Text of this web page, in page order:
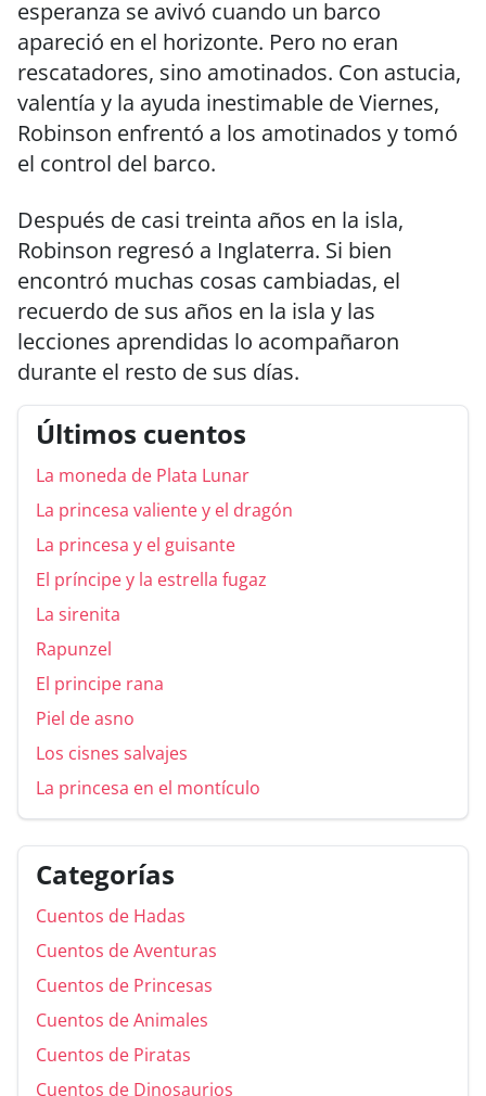
esperanza se avivó cuando un barco
apareció en el horizonte. Pero no eran
rescatadores, sino amotinados. Con astucia,
valentía y la ayuda inestimable de Viernes,
Robinson enfrentó a los amotinados y tomó
el control del barco.
Después de casi treinta años en la isla,
Robinson regresó a Inglaterra. Si bien
encontró muchas cosas cambiadas, el
recuerdo de sus años en la isla y las
lecciones aprendidas lo acompañaron
durante el resto de sus días.
Últimos cuentos
La moneda de Plata Lunar
La princesa valiente y el dragón
La princesa y el guisante
El príncipe y la estrella fugaz
La sirenita
Rapunzel
El principe rana
Piel de asno
Los cisnes salvajes
La princesa en el montículo
Categorías
Cuentos de Hadas
Cuentos de Aventuras
Cuentos de Princesas
Cuentos de Animales
Cuentos de Piratas
Cuentos de Dinosaurios